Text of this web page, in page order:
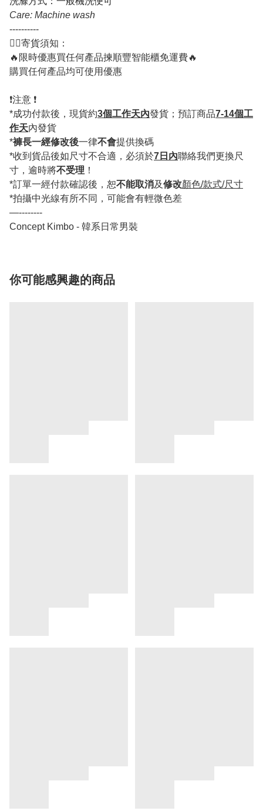
Care: Machine wash
----------
💁‍♂️寄貨須知：
🔥限時優惠買任何產品揀順豐智能櫃免運費🔥
購買任何產品均可使用優惠
❗️注意 ❗️
*成功付款後，現貨約3個工作天內發貨；預訂商品7-14個工
作天內發貨
*褲長一經修改後一律不會提供換碼
*收到貨品後如尺寸不合適，必須於7日內聯絡我們更換尺
寸，逾時將不受理 ！
*訂單一經付款確認後，恕不能取消及修改顏色/款式/尺寸
*拍攝中光線有所不同，可能會有輕微色差
—--------
Concept Kimbo - 韓系日常男裝
你可能感興趣的商品